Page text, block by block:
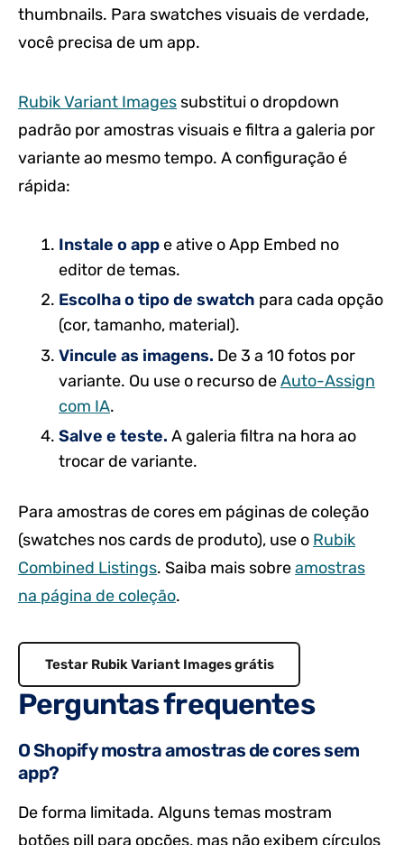
thumbnails. Para swatches visuais de verdade,
você precisa de um app.
Rubik Variant Images substitui o dropdown
padrão por amostras visuais e filtra a galeria por
variante ao mesmo tempo. A configuração é
rápida:
Instale o appe ative o App Embed no
editor de temas.
Escolha o tipo de swatch para cada opção
(cor, tamanho, material).
Vincule as imagens. De 3 a 10 fotos por
variante. Ou use o recurso deAuto-Assign
com IA.
Salve e teste. A galeria filtra na hora ao
trocar de variante.
Para amostras de cores em páginas de coleção
(swatches nos cards de produto), use o Rubik
Combined Listings. Saiba mais sobreamostras
na página de coleção.
Testar Rubik Variant Images grátis
Perguntas frequentes
O Shopify mostra amostras de cores sem
app?
De forma limitada. Alguns temas mostram
botões pill para opções, mas não exibem círculos